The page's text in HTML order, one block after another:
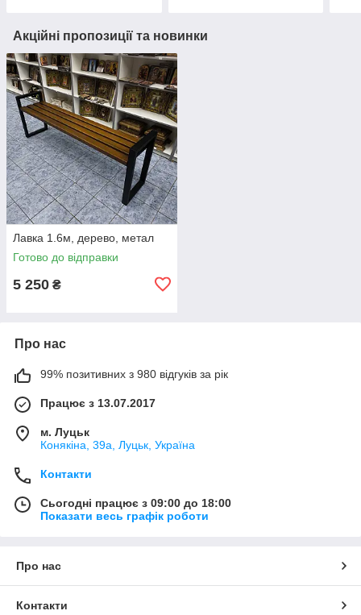
Акційні пропозиції та новинки
Лавка 1.6м, дерево, метал
Готово до відправки
5 250 ₴
Про нас
99% позитивних з 980 відгуків за рік
Працює з 13.07.2017
м. Луцьк
Конякіна, 39а, Луцьк, Україна
Контакти
Сьогодні працює з 09:00 до 18:00
Показати весь графік роботи
Про нас
Контакти